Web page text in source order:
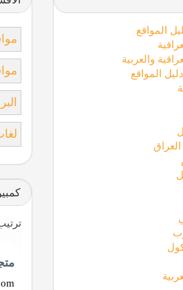
المواقع
والعربية
المواقع